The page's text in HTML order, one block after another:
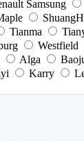
Samsung
Tianma
Westfield
Alga
Karry